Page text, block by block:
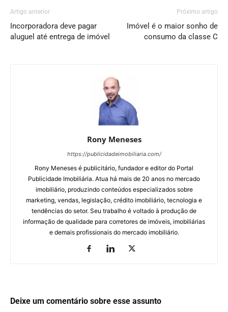
Artigo anterior
Incorporadora deve pagar
aluguel até entrega de imóvel
Próximo artigo
Imóvel é o maior sonho de
consumo da classe C
Rony Meneses
https://publicidadeimobiliaria.com/
Rony Meneses é publicitário, fundador e editor do Portal
Publicidade Imobiliária. Atua há mais de 20 anos no mercado
imobiliário, produzindo conteúdos especializados sobre
marketing, vendas, legislação, crédito imobiliário, tecnologia e
tendências do setor. Seu trabalho é voltado à produção de
informação de qualidade para corretores de imóveis, imobiliárias
e demais profissionais do mercado imobiliário.
Deixe um comentário sobre esse assunto